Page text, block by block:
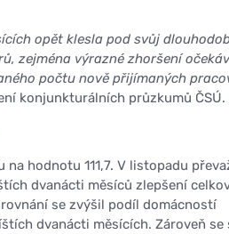
opět klesla pod svůj
zejména výrazné zhoršení
počtu nově přijímaných
konjunkturálních průzkumů ČSÚ.
hodnotu 111,7. V listopadu
dvanácti měsíců zlepšení
se zvýšil podíl domácností
dvanácti měsících. Zároveň se